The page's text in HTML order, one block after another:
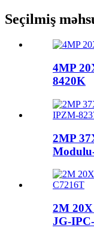
Seçilmiş
4MP
8420K
2MP
2M 20X
JG-